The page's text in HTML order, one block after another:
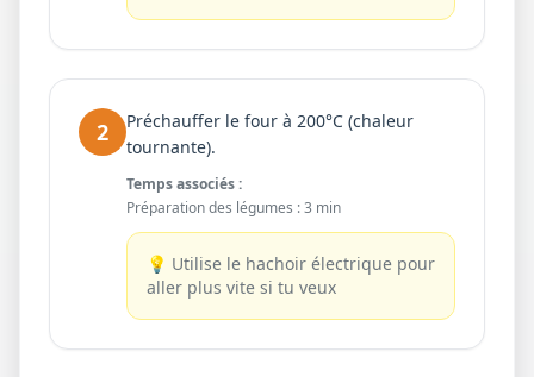
2
Préchauffer le four à 200°C (chaleur
tournante).
Temps associés :
Préparation des légumes :3 min
💡 Utilise le hachoir électrique pour
aller plus vite si tu veux